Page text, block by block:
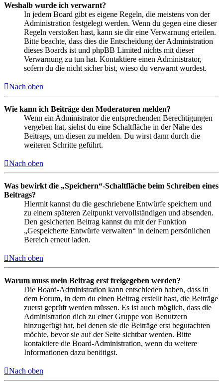
Weshalb wurde ich verwarnt?
In jedem Board gibt es eigene Regeln, die meistens von der
Administration festgelegt werden. Wenn du gegen eine dieser
Regeln verstoßen hast, kann sie dir eine Verwarnung erteilen.
Bitte beachte, dass dies die Entscheidung der Administration
dieses Boards ist und phpBB Limited nichts mit dieser
Verwarnung zu tun hat. Kontaktiere einen Administrator,
sofern du die nicht sicher bist, wieso du verwarnt wurdest.
Nach oben
Wie kann ich Beiträge den Moderatoren melden?
Wenn ein Administrator die entsprechenden Berechtigungen
vergeben hat, siehst du eine Schaltfläche in der Nähe des
Beitrags, um diesen zu melden. Du wirst dann durch die
weiteren Schritte geführt.
Nach oben
Was bewirkt die „Speichern“-Schaltfläche beim Schreiben eines
Beitrags?
Hiermit kannst du die geschriebene Entwürfe speichern und
zu einem späteren Zeitpunkt vervollständigen und absenden.
Den gesicherten Beitrag kannst du mit der Funktion
„Gespeicherte Entwürfe verwalten“ in deinem persönlichen
Bereich erneut laden.
Nach oben
Warum muss mein Beitrag erst freigegeben werden?
Die Board-Administration kann entschieden haben, dass in
dem Forum, in dem du einen Beitrag erstellt hast, die Beiträge
zuerst geprüft werden müssen. Es ist auch möglich, dass die
Administration dich zu einer Gruppe von Benutzern
hinzugefügt hat, bei denen sie die Beiträge erst begutachten
möchte, bevor sie auf der Seite sichtbar werden. Bitte
kontaktiere die Board-Administration, wenn du weitere
Informationen dazu benötigst.
Nach oben